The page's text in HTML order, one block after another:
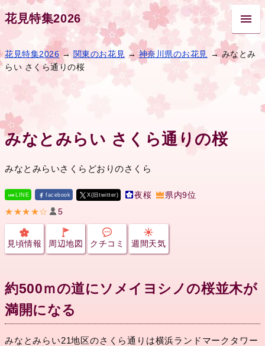
花見特集2026
花見特集2026 → 関東のお花見 →神奈川県のお花見 → みなとみ
らい さくら通りの桜
みなとみらい さくら通りの桜
みなとみらいさくらどおりのさくら
LINE facebook X(旧twitter) 夜桜 県内9位
★★★★☆ 5
見頃情報 周辺地図 クチコミ 週間天気
約500ｍの道にソメイヨシノの桜並木が
満開になる
みなとみらい21地区のさくら通りは横浜ランドマークタワー